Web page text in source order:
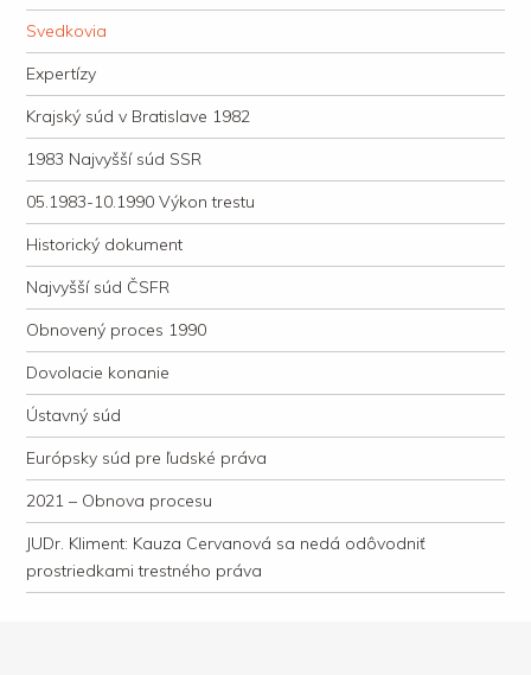
Svedkovia
Expertízy
Krajský súd v Bratislave 1982
1983 Najvyšší súd SSR
05.1983-10.1990 Výkon trestu
Historický dokument
Najvyšší súd ČSFR
Obnovený proces 1990
Dovolacie konanie
Ústavný súd
Európsky súd pre ľudské práva
2021 – Obnova procesu
JUDr. Kliment: Kauza Cervanová sa nedá odôvodniť
prostriedkami trestného práva